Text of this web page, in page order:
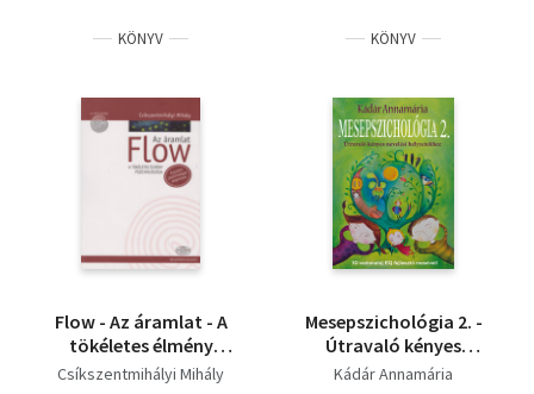
KÖNYV
Flow - Az áramlat - A
tökéletes élmény
pszichológiája
Csíkszentmihályi Mihály
KÖNYV
Mesepszichológia 2. -
Útravaló kényes
nevelési helyzetekhez
Kádár Annamária